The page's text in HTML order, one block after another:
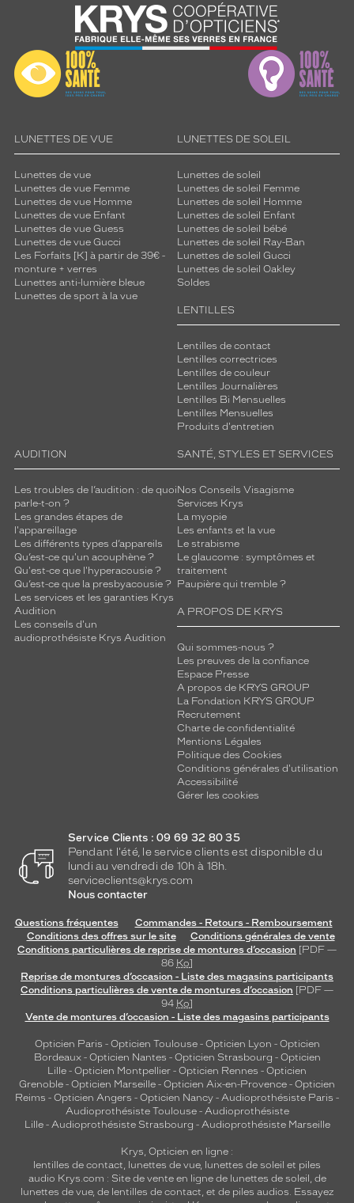
LUNETTES DE VUE
Lunettes de vue
Lunettes de vue Femme
Lunettes de vue Homme
Lunettes de vue Enfant
Lunettes de vue Guess
Lunettes de vue Gucci
Les Forfaits [K] à partir de 39€ -
monture + verres
Lunettes anti-lumière bleue
Lunettes de sport à la vue
LUNETTES DE SOLEIL
Lunettes de soleil
Lunettes de soleil Femme
Lunettes de soleil Homme
Lunettes de soleil Enfant
Lunettes de soleil bébé
Lunettes de soleil Ray-Ban
Lunettes de soleil Gucci
Lunettes de soleil Oakley
Soldes
LENTILLES
Lentilles de contact
Lentilles correctrices
Lentilles de couleur
Lentilles Journalières
Lentilles Bi Mensuelles
Lentilles Mensuelles
Produits d'entretien
AUDITION
Les troubles de l’audition : de quoi
parle-t-on ?
Les grandes étapes de
l'appareillage
Les différents types d’appareils
Qu’est-ce qu'un acouphène ?
Qu'est-ce que l'hyperacousie ?
Qu’est-ce que la presbyacousie ?
Les services et les garanties Krys
Audition
Les conseils d'un
audioprothésiste Krys Audition
SANTÉ, STYLES ET SERVICES
Nos Conseils Visagisme
Services Krys
La myopie
Les enfants et la vue
Le strabisme
Le glaucome : symptômes et
traitement
Paupière qui tremble ?
A PROPOS DE KRYS
Qui sommes-nous ?
Les preuves de la confiance
Espace Presse
A propos de KRYS GROUP
La Fondation KRYS GROUP
Recrutement
Charte de confidentialité
Mentions Légales
Politique des Cookies
Conditions générales d'utilisation
Accessibilité
Gérer les cookies
Service Clients : 09 69 32 80 35
Pendant l'été, le service clients est disponible du
lundi au vendredi de 10h à 18h.
serviceclients@krys.com
Nous contacter
Questions fréquentes
Commandes - Retours - Remboursement
Conditions des offres sur le site
Conditions générales de vente
Conditions particulières de reprise de montures d’occasion [PDF —
86 Ko]
Reprise de montures d’occasion - Liste des magasins participants
Conditions particulières de vente de montures d’occasion [PDF —
94 Ko]
Vente de montures d’occasion - Liste des magasins participants
Opticien Paris - Opticien Toulouse- Opticien Lyon - Opticien
Bordeaux- Opticien Nantes - Opticien Strasbourg - Opticien
Lille - Opticien Montpellier - Opticien Rennes - Opticien
Grenoble - Opticien Marseille - Opticien Aix-en-Provence - Opticien
Reims - Opticien Angers - Opticien Nancy - Audioprothésiste Paris -
Audioprothésiste Toulouse- Audioprothésiste
Lille- Audioprothésiste Strasbourg - Audioprothésiste Marseille
Krys, Opticien en ligne :
lentilles de contact, lunettes de vue, lunettes de soleil et piles
audio Krys.com : Site de vente en ligne de lunettes de soleil, de
lunettes de vue, de lentilles de contact, et de piles audios. Essayez